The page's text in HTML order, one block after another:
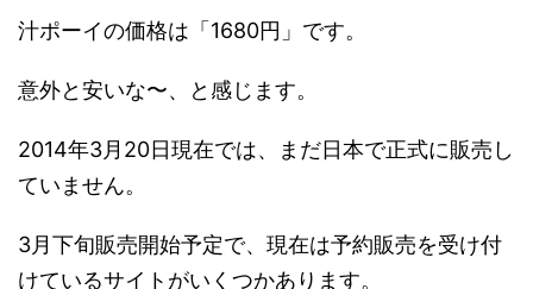
汁ポーイの価格は「1680円」です。
意外と安いな〜、と感じます。
2014年3月20日現在では、まだ日本で正式に販売し
ていません。
3月下旬販売開始予定で、現在は予約販売を受け付
けているサイトがいくつかあります。